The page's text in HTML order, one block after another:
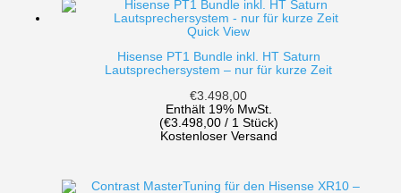
Quick View
Hisense PT1 Bundle inkl. HT Saturn
Lautsprechersystem – nur für kurze Zeit
€3.498,00
Enthält 19% MwSt.
(€3.498,00/ 1 Stück)
Kostenloser Versand